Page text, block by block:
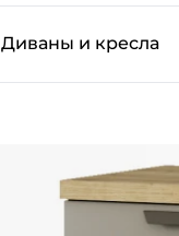
Диваны и кресла